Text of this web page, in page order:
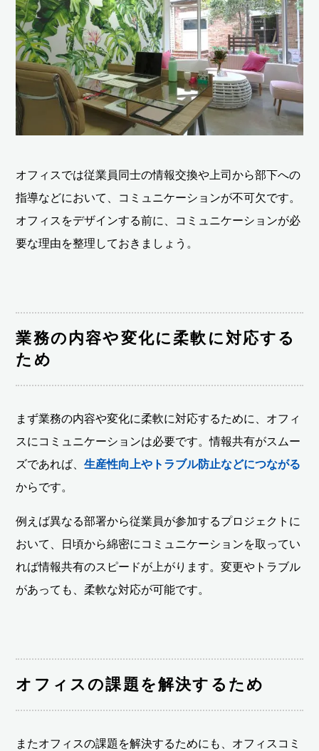
オフィスでは従業員同士の情報交換や上司から部下への
指導などにおいて、コミュニケーションが不可欠です。
オフィスをデザインする前に、コミュニケーションが必
要な理由を整理しておきましょう。
業務の内容や変化に柔軟に対応する
ため
まず業務の内容や変化に柔軟に対応するために、オフィ
スにコミュニケーションは必要です。情報共有がスムー
ズであれば、生産性向上やトラブル防止などにつながる
からです。
例えば異なる部署から従業員が参加するプロジェクトに
おいて、日頃から綿密にコミュニケーションを取ってい
れば情報共有のスピードが上がります。変更やトラブル
があっても、柔軟な対応が可能です。
オフィスの課題を解決するため
またオフィスの課題を解決するためにも、オフィスコミ